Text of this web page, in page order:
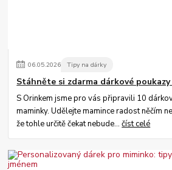
06.05.2026 Tipy na dárky
Stáhněte si zdarma dárkové
S Orinkem jsme pro vás připravili 10
maminky. Udělejte mamince radost něčím
že tohle určitě čekat nebude...číst celé